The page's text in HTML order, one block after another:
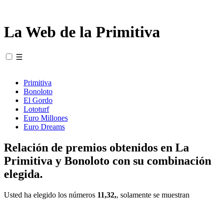
La Web de la Primitiva
☰
Primitiva
Bonoloto
El Gordo
Lototurf
Euro Millones
Euro Dreams
Relación de premios obtenidos en La
Primitiva y Bonoloto con su combinación
elegida.
Usted ha elegido los números 11,32,, solamente se muestran